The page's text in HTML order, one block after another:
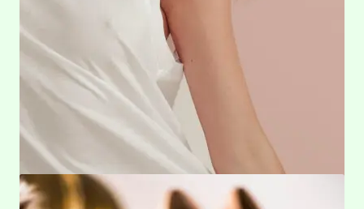
Home
My account
My Account
New Arrivals